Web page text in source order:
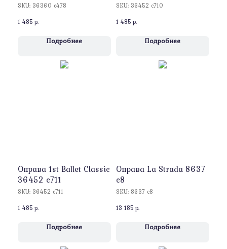
SKU: 36360 с478
1 485 р.
Подробнее
SKU: 36452 с710
1 485 р.
Подробнее
Оправa 1st Ballet Classic
36452 с711
SKU: 36452 с711
1 485 р.
Подробнее
Оправa La Strada 8637
c8
SKU: 8637 c8
13 185 р.
Подробнее